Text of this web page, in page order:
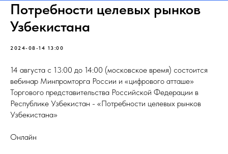
Потребности целевых рынков
Узбекистана
2024-08-14 13:00
14 августа с 13:00 до 14:00 (московское время) состоится
вебинар Минпромторга России и «цифрового атташе»
Торгового представительства Российской Федерации в
Республике Узбекистан - «Потребности целевых рынков
Узбекистана»
Онлайн